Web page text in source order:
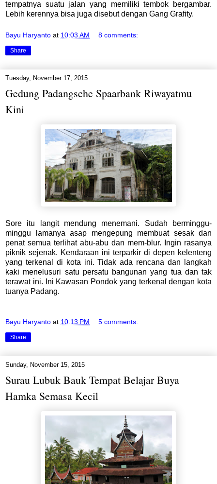
tempatnya suatu jalan yang memiliki tembok bergambar.
Lebih kerennya bisa juga disebut dengan Gang Grafity.
Bayu Haryanto at 10:03 AM 8 comments:
Share
Tuesday, November 17, 2015
Gedung Padangsche Spaarbank Riwayatmu
Kini
Sore itu langit mendung menemani. Sudah berminggu-
minggu lamanya asap mengepung membuat sesak dan
penat semua terlihat abu-abu dan mem-blur. Ingin rasanya
piknik sejenak. Kendaraan ini terparkir di depen kelenteng
yang terkenal di kota ini. Tidak ada rencana dan langkah
kaki menelusuri satu persatu bangunan yang tua dan tak
terawat ini. Ini Kawasan Pondok yang terkenal dengan kota
tuanya Padang.
Bayu Haryanto at 10:13 PM 5 comments:
Share
Sunday, November 15, 2015
Surau Lubuk Bauk Tempat Belajar Buya
Hamka Semasa Kecil